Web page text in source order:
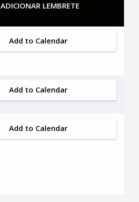
ADICIONAR LEMBRETE
Add to Calendar
Add to Calendar
Add to Calendar